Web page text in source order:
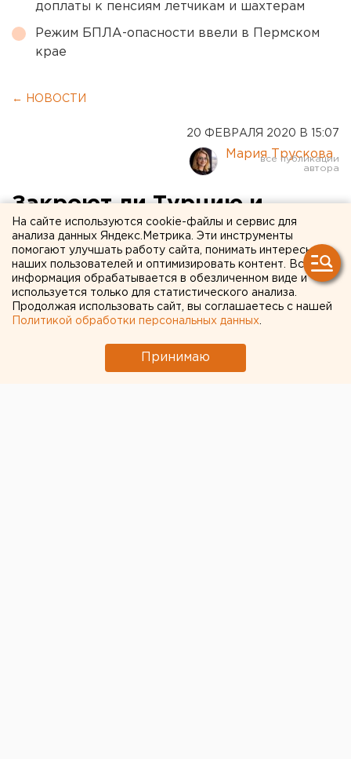
доплаты к пенсиям летчикам и шахтерам
Режим БПЛА-опасности ввели в Пермском
крае
← НОВОСТИ
20 ФЕВРАЛЯ 2020 В 15:07
Мария Трускова
Закроют ли Турцию и
вернут ли деньги: советы
экспертов уральцам,
планирующим летний
отпуск
На сайте используются cookie-файлы и сервис для
анализа данных Яндекс.Метрика. Эти инструменты
помогают улучшать работу сайта, понимать интересы
наших пользователей и оптимизировать контент. Вся
информация обрабатывается в обезличенном виде и
используется только для статистического анализа.
Продолжая использовать сайт, вы соглашаетесь с нашей
Политикой обработки персональных данных
Принимаю